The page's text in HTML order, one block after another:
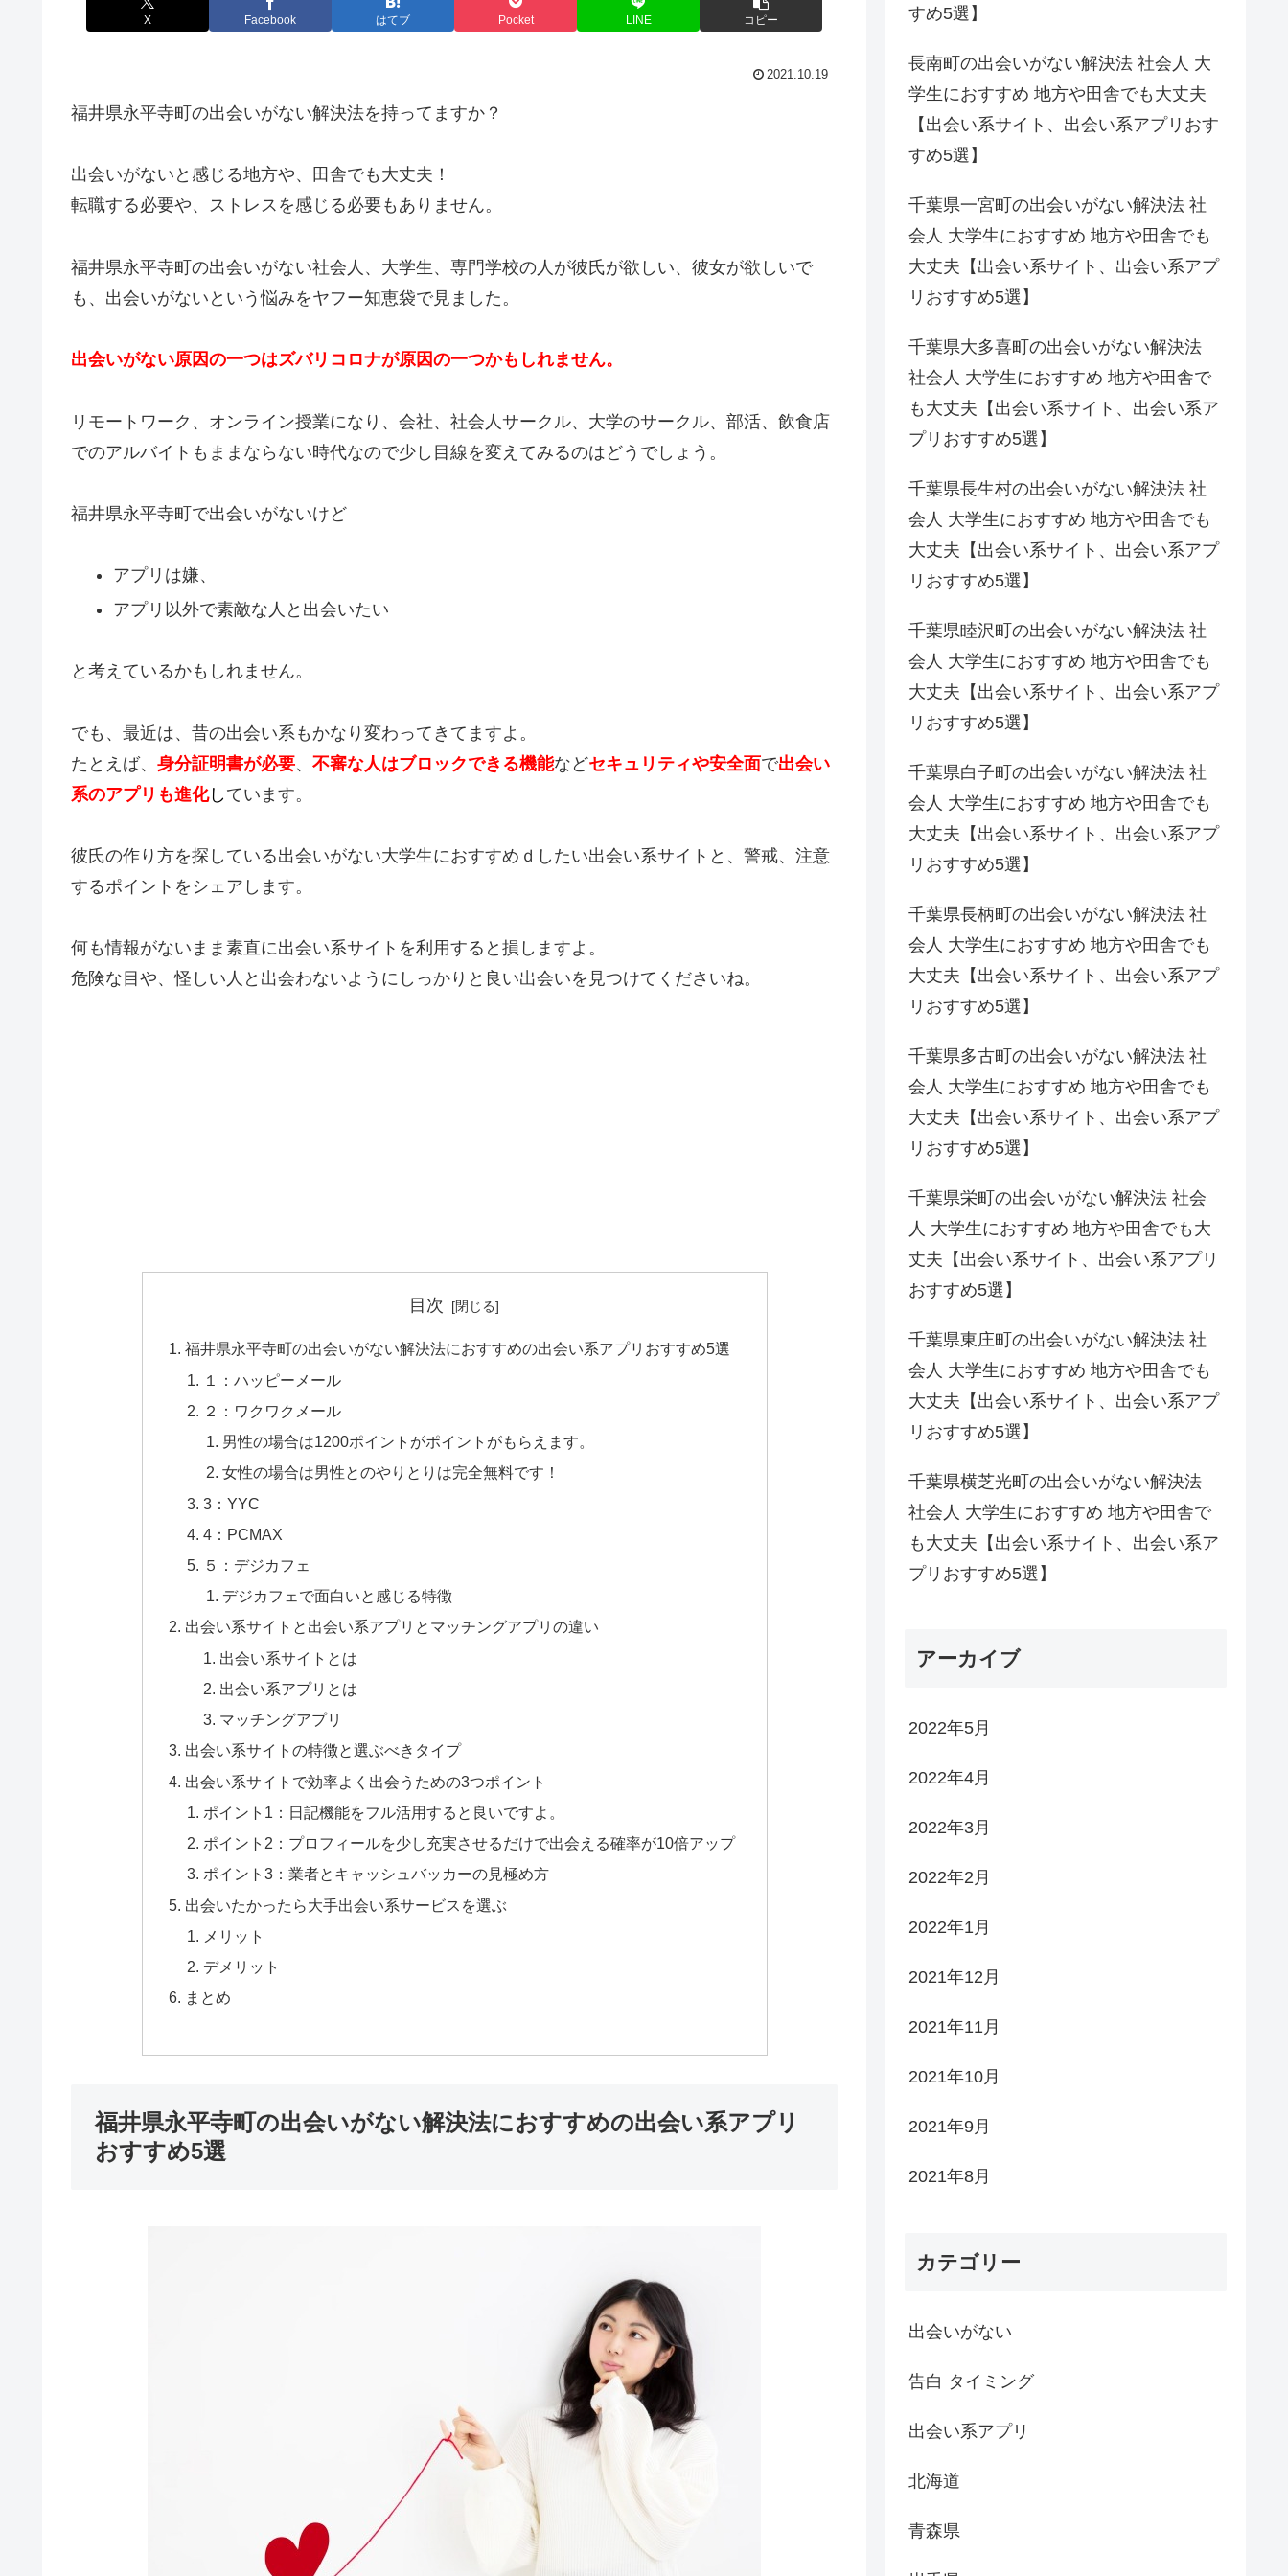
X Facebook はてブ Pocket LINE コピー
2021.10.19
福井県永平寺町の出会いがない解決法を持ってますか？
出会いがないと感じる地方や、田舎でも大丈夫！
転職する必要や、ストレスを感じる必要もありません。
福井県永平寺町の出会いがない社会人、大学生、専門学校の人が彼氏が欲しい、彼女が欲しいで
も、出会いがないという悩みをヤフー知恵袋で見ました。
出会いがない原因の一つはズバリコロナが原因の一つかもしれません。
リモートワーク、オンライン授業になり、会社、社会人サークル、大学のサークル、部活、飲食店
でのアルバイトもままならない時代なので少し目線を変えてみるのはどうでしょう。
福井県永平寺町で出会いがないけど
アプリは嫌、
アプリ以外で素敵な人と出会いたい
と考えているかもしれません。
でも、最近は、昔の出会い系もかなり変わってきてますよ。
たとえば、 身分証明書が必要、 不審な人はブロックできる機能などセキュリティや安全面で出会い
系のアプリも進化し ています。
彼氏の作り方を探している出会いがない大学生におすすめｄしたい出会い系サイトと、警戒、注意
するポイントをシェアします。
何も情報がないまま素直に出会い系サイトを利用すると損しますよ。
危険な目や、怪しい人と出会わないようにしっかりと良い出会いを見つけてくださいね。
目次
福井県永平寺町の出会いがない解決法におすすめの出会い系アプリおすすめ5選
１：ハッピーメール
２：ワクワクメール
男性の場合は1200ポイントがポイントがもらえます。
女性の場合は男性とのやりとりは完全無料です！
3：YYC
4：PCMAX
５：デジカフェ
デジカフェで面白いと感じる特徴
出会い系サイトと出会い系アプリとマッチングアプリの違い
出会い系サイトとは
出会い系アプリとは
マッチングアプリ
出会い系サイトの特徴と選ぶべきタイプ
出会い系サイトで効率よく出会うための3つポイント
ポイント1：日記機能をフル活用すると良いですよ。
ポイント2：プロフィールを少し充実させるだけで出会える確率が10倍アップ
ポイント3：業者とキャッシュバッカーの見極め方
出会いたかったら大手出会い系サービスを選ぶ
メリット
デメリット
まとめ
福井県永平寺町の出会いがない解決法におすすめの出会い系アプリ
おすすめ5選
すめ5選】
長南町の出会いがない解決法 社会人 大
学生におすすめ 地方や田舎でも大丈夫
【出会い系サイト、出会い系アプリおす
すめ5選】
千葉県一宮町の出会いがない解決法 社
会人 大学生におすすめ 地方や田舎でも
大丈夫【出会い系サイト、出会い系アプ
リおすすめ5選】
千葉県大多喜町の出会いがない解決法
社会人 大学生におすすめ 地方や田舎で
も大丈夫【出会い系サイト、出会い系ア
プリおすすめ5選】
千葉県長生村の出会いがない解決法 社
会人 大学生におすすめ 地方や田舎でも
大丈夫【出会い系サイト、出会い系アプ
リおすすめ5選】
千葉県睦沢町の出会いがない解決法 社
会人 大学生におすすめ 地方や田舎でも
大丈夫【出会い系サイト、出会い系アプ
リおすすめ5選】
千葉県白子町の出会いがない解決法 社
会人 大学生におすすめ 地方や田舎でも
大丈夫【出会い系サイト、出会い系アプ
リおすすめ5選】
千葉県長柄町の出会いがない解決法 社
会人 大学生におすすめ 地方や田舎でも
大丈夫【出会い系サイト、出会い系アプ
リおすすめ5選】
千葉県多古町の出会いがない解決法 社
会人 大学生におすすめ 地方や田舎でも
大丈夫【出会い系サイト、出会い系アプ
リおすすめ5選】
千葉県栄町の出会いがない解決法 社会
人 大学生におすすめ 地方や田舎でも大
丈夫【出会い系サイト、出会い系アプリ
おすすめ5選】
千葉県東庄町の出会いがない解決法 社
会人 大学生におすすめ 地方や田舎でも
大丈夫【出会い系サイト、出会い系アプ
リおすすめ5選】
千葉県横芝光町の出会いがない解決法
社会人 大学生におすすめ 地方や田舎で
も大丈夫【出会い系サイト、出会い系ア
プリおすすめ5選】
アーカイブ
2022年5月
2022年4月
2022年3月
2022年2月
2022年1月
2021年12月
2021年11月
2021年10月
2021年9月
2021年8月
カテゴリー
出会いがない
告白 タイミング
出会い系アプリ
北海道
青森県